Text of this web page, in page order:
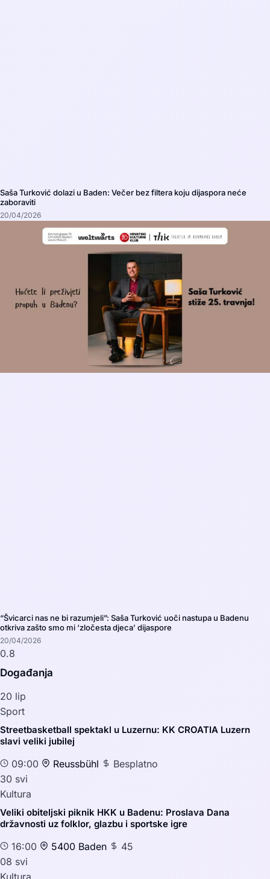
Saša Turković dolazi u Baden: Večer bez filtera koju dijaspora neće
zaboraviti
20/04/2026
“Švicarci nas ne bi razumjeli”: Saša Turković uoči nastupa u Badenu
otkriva zašto smo mi ‘zločesta djeca’ dijaspore
20/04/2026
Događanja
20 lip
Sport
Streetbasketball spektakl u Luzernu: KK CROATIA Luzern
slavi veliki jubilej
09:00 Reussbühl
Besplatno
30 svi
Kultura
Veliki obiteljski piknik HKK u Badenu: Proslava Dana
državnosti uz folklor, glazbu i sportske igre
16:00 5400 Baden
45
08 svi